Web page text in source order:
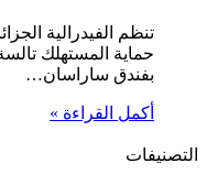
تنظم الفيدرالية
بفندق ساراسان…
أكمل القراءة »
التصنيفات